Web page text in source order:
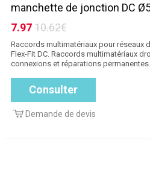
manchette de jonction DC
7.9710.62€
Raccords multimatériaux pour réseaux
Flex-Fit DC. Raccords multimatériaux
connexions et réparations
Consulter
Demande de devis